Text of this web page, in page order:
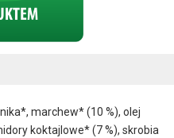
marchew* (10 %), olej
koktajlowe* (7 %), skrobia